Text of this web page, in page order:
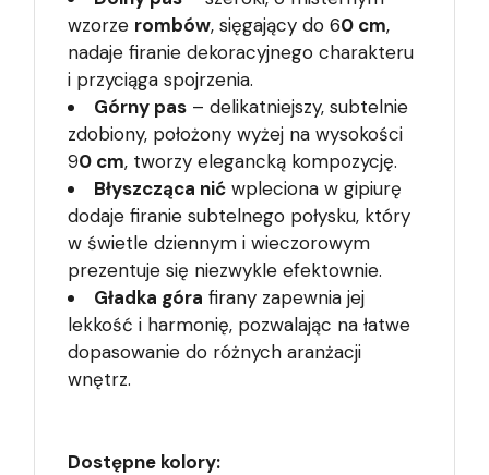
wzorze rombów, sięgający do 60 cm,
nadaje firanie dekoracyjnego charakteru
i przyciąga spojrzenia.
Górny pas – delikatniejszy, subtelnie
zdobiony, położony wyżej na wysokości
90 cm, tworzy elegancką kompozycję.
Błyszcząca nić wpleciona w gipiurę
dodaje firanie subtelnego połysku, który
w świetle dziennym i wieczorowym
prezentuje się niezwykle efektownie.
Gładka góra firany zapewnia jej
lekkość i harmonię, pozwalając na łatwe
dopasowanie do różnych aranżacji
wnętrz.
Dostępne kolory: